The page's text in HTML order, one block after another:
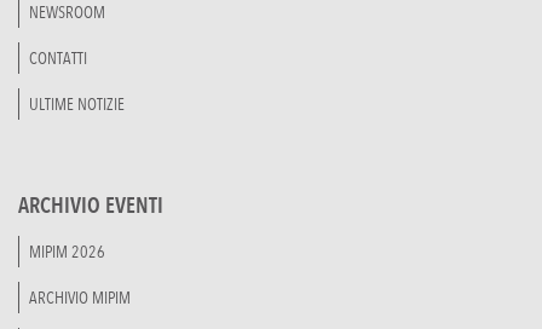
NEWSROOM
CONTATTI
ULTIME NOTIZIE
ARCHIVIO EVENTI
MIPIM 2026
ARCHIVIO MIPIM